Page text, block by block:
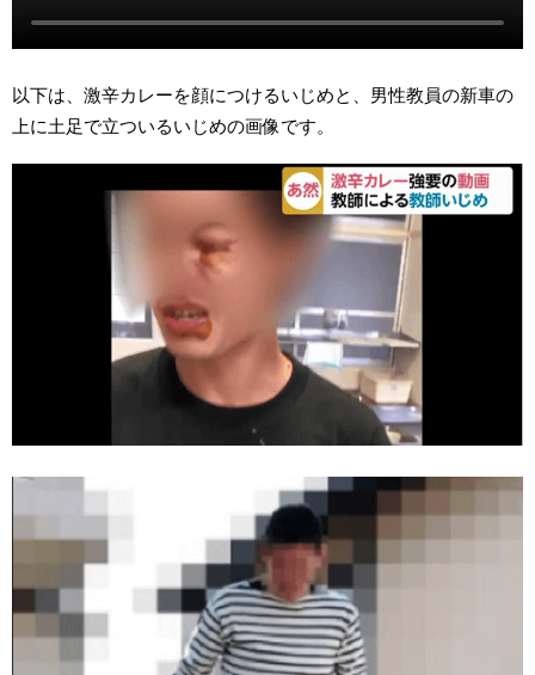
以下は、激辛カレーを顔につけるいじめと、男性教員の新車の
上に土足で立ついるいじめの画像です。